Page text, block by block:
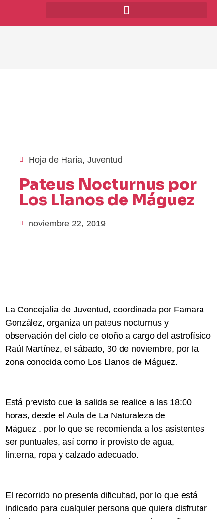
Hoja de Haría, Juventud
Pateus Nocturnus por
Los Llanos de Máguez
noviembre 22, 2019
La Concejalía de Juventud, coordinada por Famara
González, organiza un pateus nocturnus y
observación del cielo de otoño a cargo del astrofísico
Raúl Martínez, el sábado, 30 de noviembre, por la
zona conocida como Los Llanos de Máguez.
Está previsto que la salida se realice a las 18:00
horas, desde el Aula de La Naturaleza de
Máguez , por lo que se recomienda a los asistentes
ser puntuales, así como ir provisto de agua,
linterna, ropa y calzado adecuado.
El recorrido no presenta dificultad, por lo que está
indicado para cualquier persona que quiera disfrutar